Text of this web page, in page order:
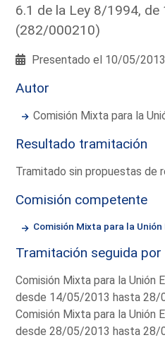
6.1 de la Ley 8/1994, de
(282/000210)
Presentado el 10/05/
Autor
Comisión Mixta para la
Resultado tramitación
Tramitado sin propuestas de
Comisión competente
Comisión Mixta para la Unión
Tramitación seguida por
Comisión Mixta para la Unión
desde 14/05/2013 hasta 28/
Comisión Mixta para la Unión
desde 28/05/2013 hasta 28/